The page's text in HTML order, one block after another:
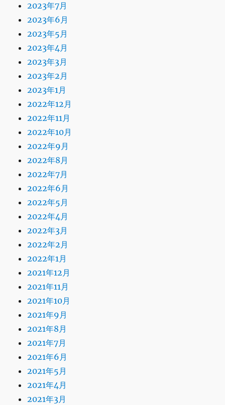
2023年7月
2023年6月
2023年5月
2023年4月
2023年3月
2023年2月
2023年1月
2022年12月
2022年11月
2022年10月
2022年9月
2022年8月
2022年7月
2022年6月
2022年5月
2022年4月
2022年3月
2022年2月
2022年1月
2021年12月
2021年11月
2021年10月
2021年9月
2021年8月
2021年7月
2021年6月
2021年5月
2021年4月
2021年3月